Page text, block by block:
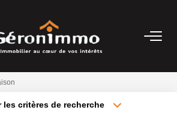
les critères de recherche